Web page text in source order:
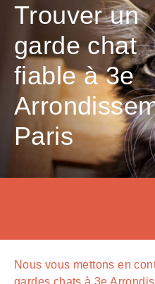
Trouver un
garde chat
fiable à 3e
Paris
Nous vous mettons en
gardes chats à 3e